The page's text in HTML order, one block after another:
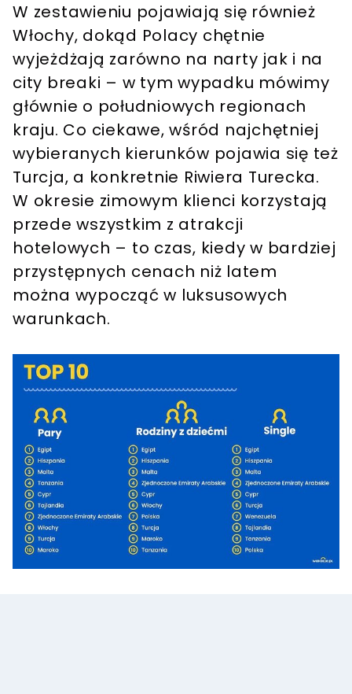
W zestawieniu pojawiają się również
Włochy, dokąd Polacy chętnie
wyjeżdżają zarówno na narty jak i na
city breaki – w tym wypadku mówimy
głównie o południowych regionach
kraju. Co ciekawe, wśród najchętniej
wybieranych kierunków pojawia się też
Turcja, a konkretnie Riwiera Turecka.
W okresie zimowym klienci korzystają
przede wszystkim z atrakcji
hotelowych – to czas, kiedy w bardziej
przystępnych cenach niż latem
można wypocząć w luksusowych
warunkach.